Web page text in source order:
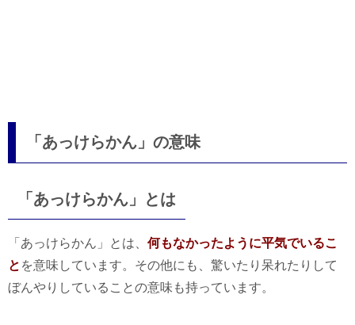
「あっけらかん」の意味
「あっけらかん」とは
「あっけらかん」とは、 何もなかったように平気でいるこ
と を意味しています。その他にも、驚いたり呆れたりして
ぼんやりしていることの意味も持っています。